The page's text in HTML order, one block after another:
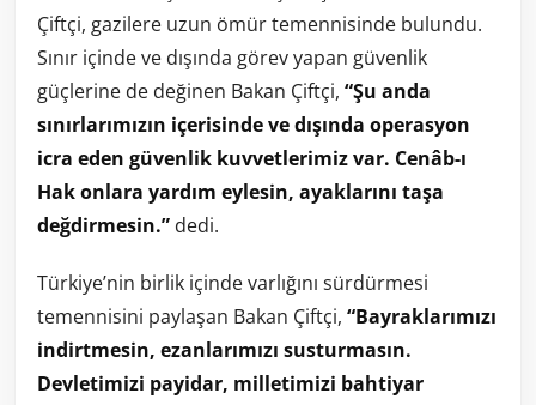
Çiftçi, gazilere uzun ömür temennisinde bulundu.
Sınır içinde ve dışında görev yapan güvenlik
güçlerine de değinen Bakan Çiftçi, “Şu anda
sınırlarımızın içerisinde ve dışında operasyon
icra eden güvenlik kuvvetlerimiz var. Cenâb-ı
Hak onlara yardım eylesin, ayaklarını taşa
değdirmesin.” dedi.
Türkiye’nin birlik içinde varlığını sürdürmesi
temennisini paylaşan Bakan Çiftçi, “Bayraklarımızı
indirtmesin, ezanlarımızı susturmasın.
Devletimizi payidar, milletimizi bahtiyar